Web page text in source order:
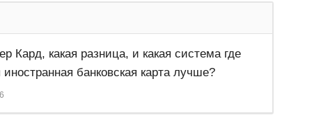
Кард, какая разница, и какая система где
банковская карта лучше?